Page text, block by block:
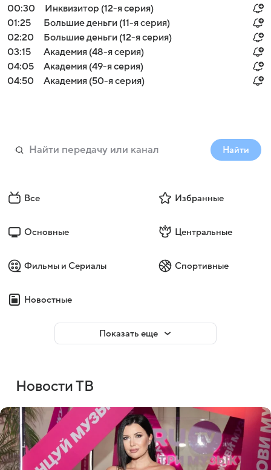
00:30
Инквизитор (12-я серия)
01:25
Большие деньги (11-я серия)
02:20
Большие деньги (12-я серия)
03:15
Академия (48-я серия)
04:05
Академия (49-я серия)
04:50
Академия (50-я серия)
Найти
Все Избранные
Основные Центральные
Фильмы и Сериалы Спортивные
Новостные
Показать еще
Новости ТВ